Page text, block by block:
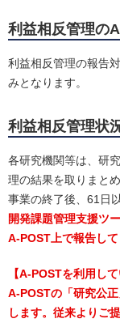
利益相反管理の
利益相反管理の報告
みとなります。
利益相反管理状
各研究機関等は、研
理の結果を取りまと
事業の終了後、61日
開発課題管理支援ツ
A-POST上で報告して
【A-POSTを利用し
A-POSTの「研究公
します。従来よりご